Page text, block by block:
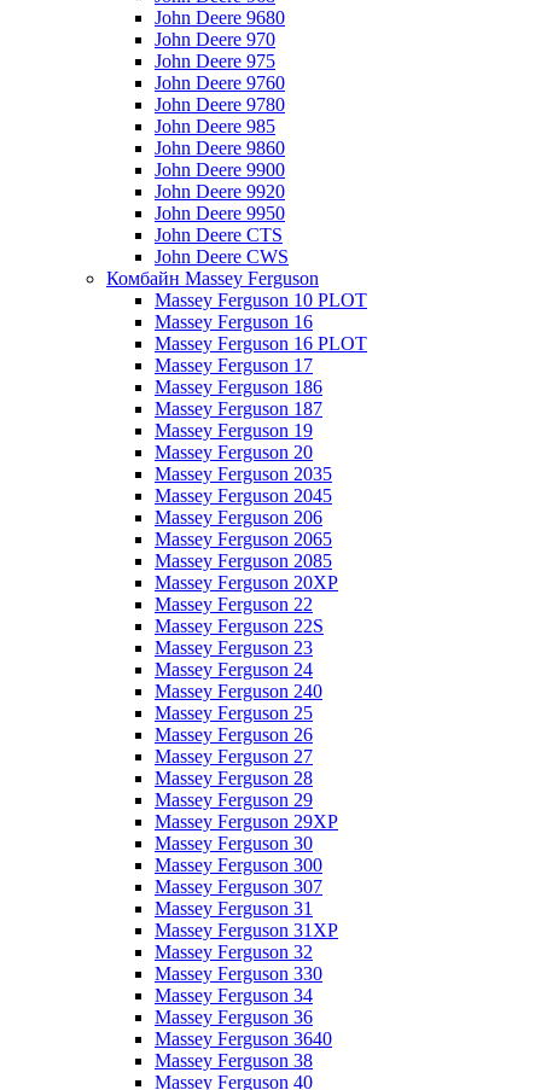
John Deere 9680
John Deere 970
John Deere 975
John Deere 9760
John Deere 9780
John Deere 985
John Deere 9860
John Deere 9900
John Deere 9920
John Deere 9950
John Deere CTS
John Deere CWS
Комбайн Massey Ferguson
Massey Ferguson 10 PLOT
Massey Ferguson 16
Massey Ferguson 16 PLOT
Massey Ferguson 17
Massey Ferguson 186
Massey Ferguson 187
Massey Ferguson 19
Massey Ferguson 20
Massey Ferguson 2035
Massey Ferguson 2045
Massey Ferguson 206
Massey Ferguson 2065
Massey Ferguson 2085
Massey Ferguson 20XP
Massey Ferguson 22
Massey Ferguson 22S
Massey Ferguson 23
Massey Ferguson 24
Massey Ferguson 240
Massey Ferguson 25
Massey Ferguson 26
Massey Ferguson 27
Massey Ferguson 28
Massey Ferguson 29
Massey Ferguson 29XP
Massey Ferguson 30
Massey Ferguson 300
Massey Ferguson 307
Massey Ferguson 31
Massey Ferguson 31XP
Massey Ferguson 32
Massey Ferguson 330
Massey Ferguson 34
Massey Ferguson 36
Massey Ferguson 3640
Massey Ferguson 38
Massey Ferguson 40